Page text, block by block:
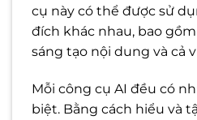
cụ này có thể được sử
đích khác nhau, bao
sáng tạo nội dung và cả
Mỗi công cụ AI đều có
biệt. Bằng cách hiểu và